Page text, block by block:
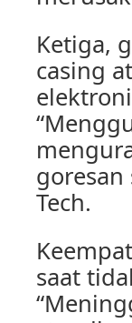
Ketiga,
casing
goresan
Tech.
saat